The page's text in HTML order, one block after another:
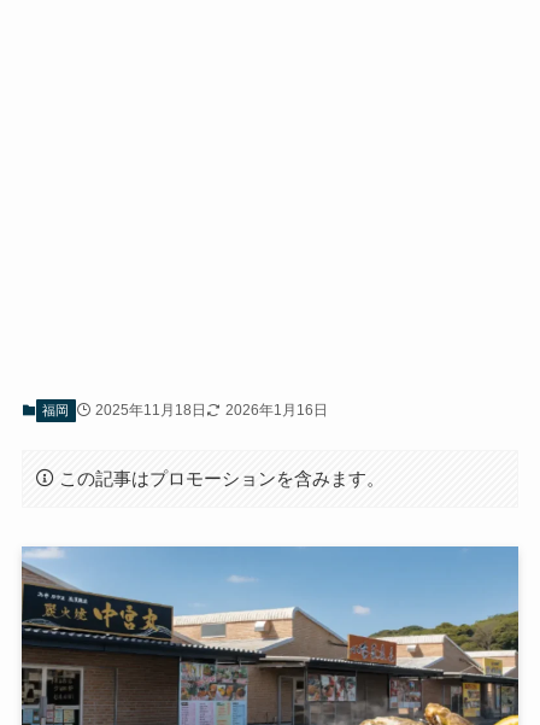
福岡 2025年11月18日 2026年1月16日
この記事はプロモーションを含みます。